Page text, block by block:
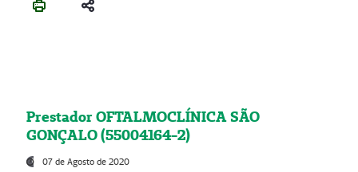
Prestador OFTALMOCLÍNICA SÃO
GONÇALO (55004164-2)
07 de Agosto de 2020